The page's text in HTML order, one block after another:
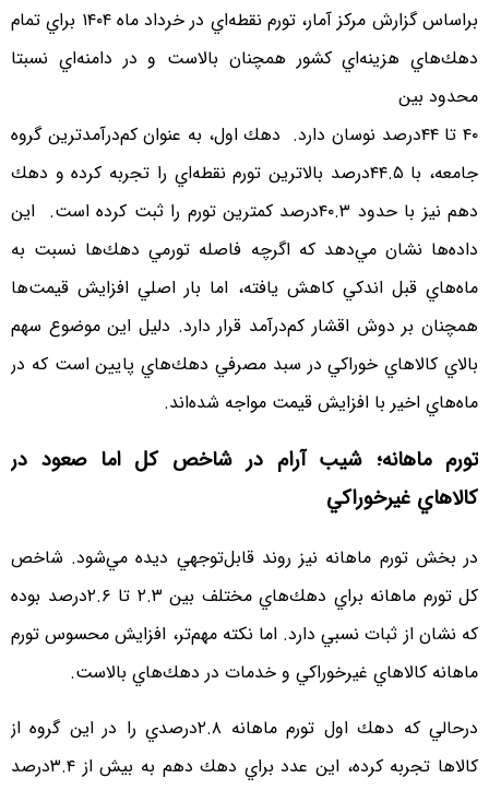
براساس گزارش مركز آمار، تورم نقطه‌اي در خرداد ماه ۱۴۰۴ براي تمام
دهك‌هاي هزينه‌اي كشور همچنان بالاست و در دامنه‌اي نسبتا
محدود بين
۴۰ تا ۴۴درصد نوسان دارد. دهك اول، به عنوان كم‌درآمدترين گروه
جامعه، با ۴۴.۵درصد بالاترين تورم نقطه‌اي را تجربه كرده و دهك
دهم نيز با حدود ۴۰.۳درصد كمترين تورم را ثبت كرده است. اين
داده‌ها نشان مي‌دهد كه اگرچه فاصله تورمي دهك‌ها نسبت به
ماه‌هاي قبل اندكي كاهش يافته، اما بار اصلي افزايش قيمت‌ها
همچنان بر دوش اقشار كم‌درآمد قرار دارد. دليل اين موضوع سهم
بالاي كالاهاي خوراكي در سبد مصرفي دهك‌هاي پايين است كه در
ماه‌هاي اخير با افزايش قيمت مواجه شده‌اند.
تورم ماهانه؛ شيب آرام در شاخص كل اما صعود در
كالاهاي غيرخوراكي
در بخش تورم ماهانه نيز روند قابل‌توجهي ديده مي‌شود. شاخص
كل تورم ماهانه براي دهك‌هاي مختلف بين ۲.۳ تا ۲.۶درصد بوده
كه نشان از ثبات نسبي دارد. اما نكته مهم‌تر، افزايش محسوس تورم
ماهانه كالاهاي غيرخوراكي و خدمات در دهك‌هاي بالاست.
درحالي كه دهك اول تورم ماهانه ۲.۸درصدي را در اين گروه از
كالاها تجربه كرده، اين عدد براي دهك دهم به بيش از ۳.۴درصد